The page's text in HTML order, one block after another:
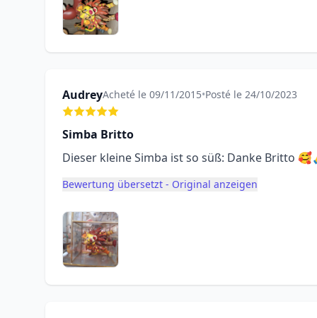
AudreyAcheté le 09/11/2015•Posté le 24/10/2023
Simba Britto
Dieser kleine Simba ist so süß: Danke Britto
Bewertung übersetzt - Original anzeigen